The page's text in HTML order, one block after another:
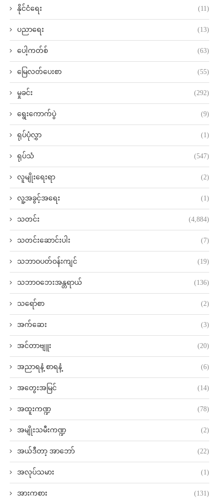
နိုင်ငံရေး (11)
ပညာရေး (13)
ပေါ့ကတ်စ် (63)
မြေလတ်ပေးစာ (55)
မှုခင်း (292)
ရွေးကောက်ပွဲ (9)
ရုပ်ပုံလွှာ (1)
ရုပ်သံ (547)
လူမျိုးရေးရာ (2)
လူ့အခွင့်အရေး (1)
သတင်း (4,884)
သတင်းဆောင်းပါး (7)
သဘာဝပတ်ဝန်းကျင် (19)
သဘာဝဘေးအန္တရာယ် (136)
သရော်စာ (2)
အက်ဆေး (3)
အင်တာဗျူး (20)
အညာရနံ့ စာရနံ့ (6)
အတွေးအမြင် (14)
အထူးကဏ္ဍ (78)
အမျိုးသမီးကဏ္ဍ (2)
အယ်ဒီတာ့ အာဘော် (22)
အလုပ်သမား (1)
အားကစား (131)